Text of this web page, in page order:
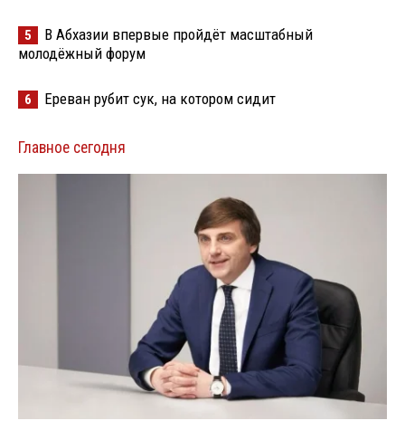
5
В Абхазии впервые пройдёт масштабный
молодёжный форум
6 Ереван рубит сук, на котором сидит
Главное сегодня